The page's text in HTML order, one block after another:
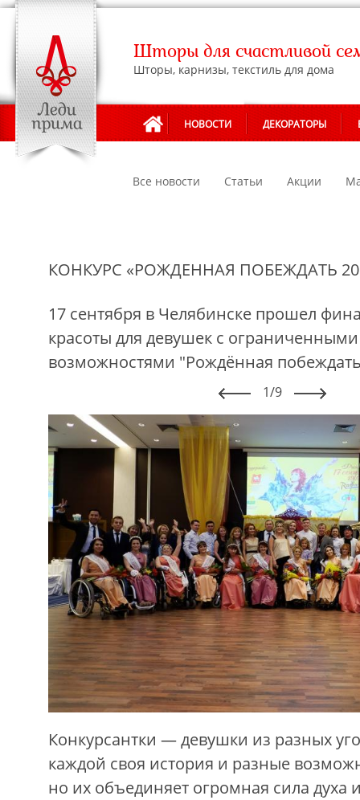
Шторы для счастливой
Шторы, карнизы, текстиль для дома
НОВОСТИ ДЕКОРАТОРЫ
Все новости Статьи Акции
КОНКУРС «РОЖДЕННАЯ ПОБЕЖДАТЬ
17 сентября в Челябинске прошел
красоты для девушек с
возможностями "Рождённая
1/9
Конкурсантки — девушки из разных
каждой своя история и разные
но их объединяет огромная сила духа